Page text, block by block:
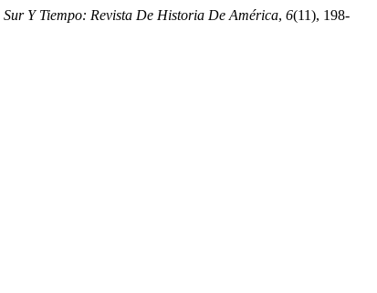
Sur Y Tiempo: Revista De Historia De América, 6(11), 198-